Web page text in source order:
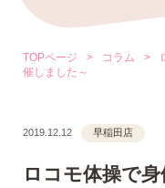
TOPページ > コラム >
催しました～
2019.12.12 早稲田店
ロコモ体操で